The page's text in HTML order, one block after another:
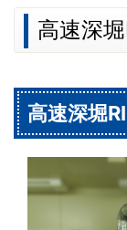
高速深堀
高速深堀